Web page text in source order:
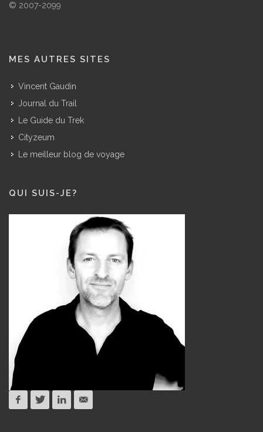
© 2007-2099
MES AUTRES SITES
Vincent Gaudin
Journal du Trail
Le Guide du Trek
Cityzeum
Le meilleur blog de voyage
QUI SUIS-JE?